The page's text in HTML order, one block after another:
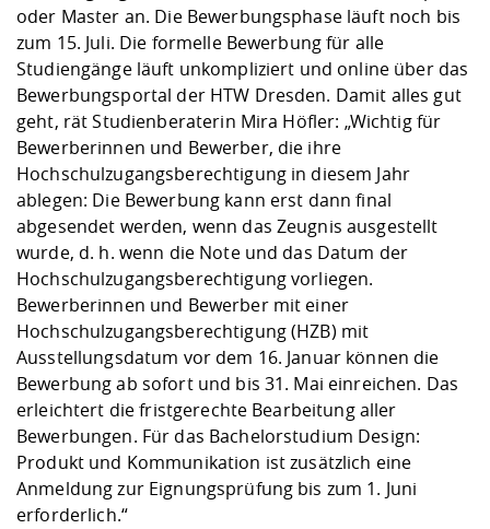
oder Master an. Die Bewerbungsphase läuft noch bis
zum 15. Juli. Die formelle Bewerbung für alle
Studiengänge läuft unkompliziert und online über das
Bewerbungsportal der HTW Dresden. Damit alles gut
geht, rät Studienberaterin Mira Höfler: „Wichtig für
Bewerberinnen und Bewerber, die ihre
Hochschulzugangsberechtigung in diesem Jahr
ablegen: Die Bewerbung kann erst dann final
abgesendet werden, wenn das Zeugnis ausgestellt
wurde, d. h. wenn die Note und das Datum der
Hochschulzugangsberechtigung vorliegen.
Bewerberinnen und Bewerber mit einer
Hochschulzugangsberechtigung (HZB) mit
Ausstellungsdatum vor dem 16. Januar können die
Bewerbung ab sofort und bis 31. Mai einreichen. Das
erleichtert die fristgerechte Bearbeitung aller
Bewerbungen. Für das Bachelorstudium Design:
Produkt und Kommunikation ist zusätzlich eine
Anmeldung zur Eignungsprüfung bis zum 1. Juni
erforderlich.“